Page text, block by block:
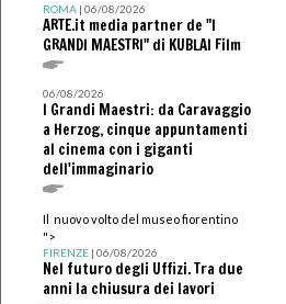
ROMA| 06/08/2026
ARTE.it media partner de "I
GRANDI MAESTRI" di KUBLAI Film
06/08/2026
I Grandi Maestri: da Caravaggio
a Herzog, cinque appuntamenti
al cinema con i giganti
dell'immaginario
Il nuovo volto del museo fiorentino
">
FIRENZE| 06/08/2026
Nel futuro degli Uffizi. Tra due
anni la chiusura dei lavori